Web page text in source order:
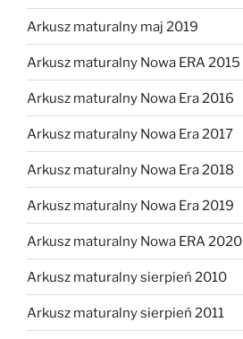
Arkusz maturalny maj 2019
Arkusz maturalny Nowa ERA 2015
Arkusz maturalny Nowa Era 2016
Arkusz maturalny Nowa Era 2017
Arkusz maturalny Nowa Era 2018
Arkusz maturalny Nowa Era 2019
Arkusz maturalny Nowa ERA 2020
Arkusz maturalny sierpień 2010
Arkusz maturalny sierpień 2011